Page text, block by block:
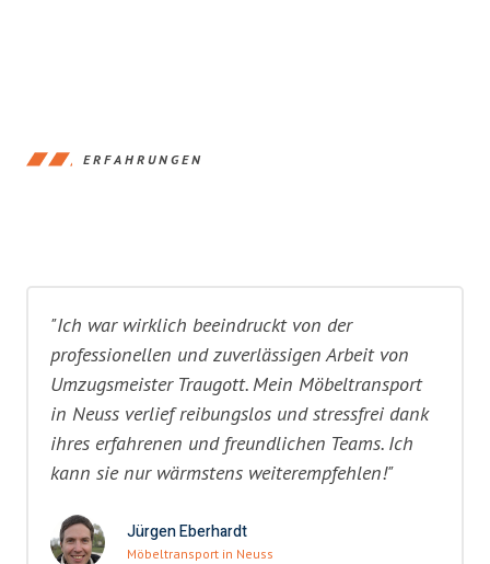
ERFAHRUNGEN
"Ich war wirklich beeindruckt von der
professionellen und zuverlässigen Arbeit von
Umzugsmeister Traugott. Mein Möbeltransport
in Neuss verlief reibungslos und stressfrei dank
ihres erfahrenen und freundlichen Teams. Ich
kann sie nur wärmstens weiterempfehlen!"
Jürgen Eberhardt
Möbeltransport in Neuss